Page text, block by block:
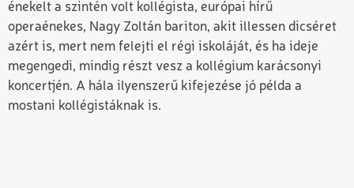
énekelt a szintén volt kollégista, európai hírű
operaénekes, Nagy Zoltán bariton, akit illessen dicséret
azért is, mert nem felejti el régi iskoláját, és ha ideje
megengedi, mindig részt vesz a kollégium karácsonyi
koncertjén. A hála ilyenszerű kifejezése jó példa a
mostani kollégistáknak is.